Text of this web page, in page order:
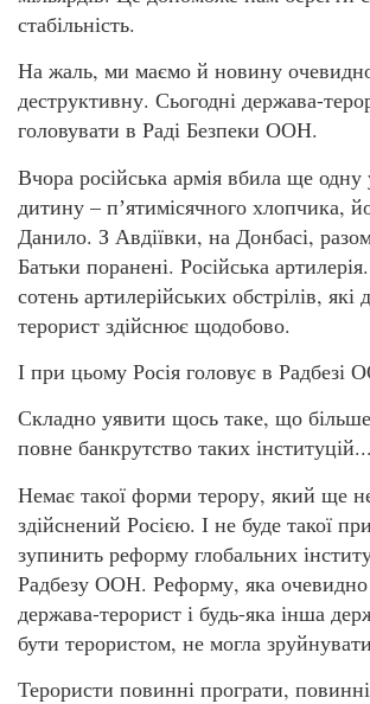
стабільність.
На жаль, ми маємо й новину
деструктивну. Сьогодні держава-
головувати в Раді Безпеки ООН.
Вчора російська армія вбила ще одну
дитину – пʼятимісячного хлопчика,
Данило. З Авдіївки, на Донбасі,
Батьки поранені. Російська
сотень артилерійських обстрілів, які
терорист здійснює щодобово.
І при цьому Росія головує в Радбезі
Складно уявити щось таке, що
повне банкрутство таких інституцій...
Немає такої форми терору, який ще
здійснений Росією. І не буде такої
зупинить реформу глобальних
Радбезу ООН. Реформу, яка очевидно
держава-терорист і будь-яка інша
бути терористом, не могла
Терористи повинні програти, повинні